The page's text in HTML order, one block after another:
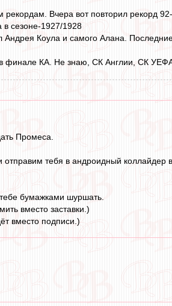
рекордам. Вчера вот повторил рекорд
в сезоне-1927/1928
Коула и самого Алана. Последние
финале КА. Не знаю, СК Англии, СК
Промеса.
тебя в андроидный
бумажками шуршать.
вместо заставки.)
вместо подписи.)